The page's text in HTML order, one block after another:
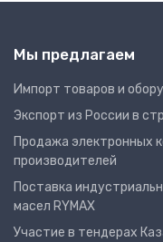
Мы предлагаем
Импорт товаров и
Экспорт из России в
Продажа электронных
производителей
Поставка
масел RYMAX
Участие в тендерах